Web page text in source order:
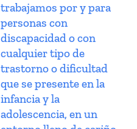
trabajamos por y para
personas con
discapacidad o con
cualquier tipo de
trastorno o dificultad
que se presente en la
infancia y la
adolescencia, en un